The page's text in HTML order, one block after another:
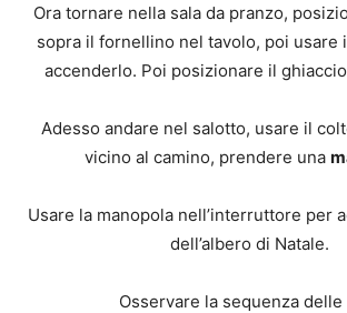
Ora tornare nella sala da pranzo,
sopra il fornellino nel tavolo, poi usare
accenderlo. Poi posizionare il
Adesso andare nel salotto, usare il
vicino al camino, prendere una
Usare la manopola nell’interruttore per
dell’albero di Natale.
Osservare la sequenza delle